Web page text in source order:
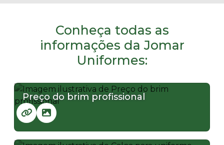
Conheça todas as
informações da Jomar
Uniformes:
Preço do brim profissional